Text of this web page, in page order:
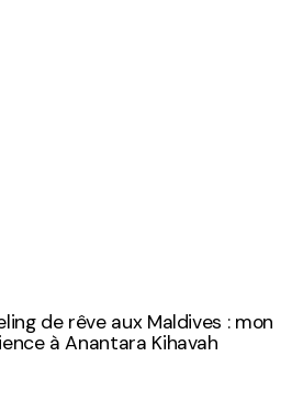
de rêve aux Maldives : mon
à Anantara Kihavah